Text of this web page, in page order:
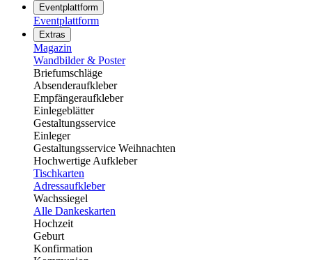
Eventplattform
Eventplattform
Extras
Magazin
Wandbilder & Poster
Briefumschläge
Absenderaufkleber
Empfängeraufkleber
Einlegeblätter
Gestaltungsservice
Einleger
Gestaltungsservice Weihnachten
Hochwertige Aufkleber
Tischkarten
Adressaufkleber
Wachssiegel
Alle Dankeskarten
Hochzeit
Geburt
Konfirmation